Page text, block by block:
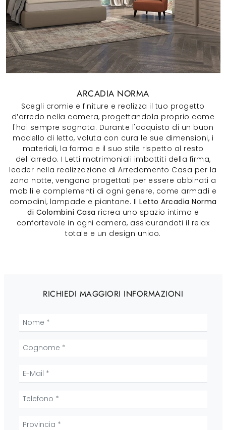
ARCADIA NORMA
Scegli cromie e finiture e realizza il tuo progetto
d’arredo nella camera, progettandola proprio come
l'hai sempre sognata. Durante l'acquisto di un buon
modello di letto, valuta con cura le sue dimensioni, i
materiali, la forma e il suo stile rispetto al resto
dell'arredo. I Letti matrimoniali imbottiti della firma,
leader nella realizzazione di Arredamento Casa per la
zona notte, vengono progettati per essere abbinati a
mobili e complementi di ogni genere, come armadi e
comodini, lampade e piantane. Il Letto Arcadia Norma
di Colombini Casa ricrea uno spazio intimo e
confortevole in ogni camera, assicurandoti il relax
totale e un design unico.
RICHIEDI MAGGIORI INFORMAZIONI